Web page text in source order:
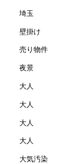
埼玉
壁掛け
売り物件
夜景
大人
大人
大人
大人
大気汚染